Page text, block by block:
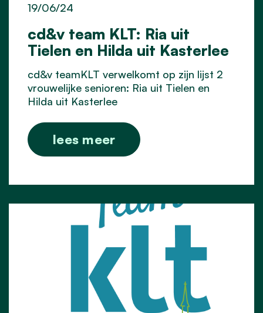
cd&v team KLT: Ria uit
Tielen en Hilda uit Kasterlee
19/06/24
cd&v teamKLT verwelkomt op zijn lijst 2
vrouwelijke senioren: Ria uit Tielen en
Hilda uit Kasterlee
lees meer